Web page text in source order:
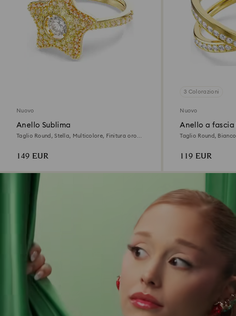
Nuovo
Anello Sublima
Taglio Round, Stella, Multicolore, Finitura oro
149 EUR
3 Colorazioni
Nuovo
Anello a fascia
Taglio Round,
119 EUR